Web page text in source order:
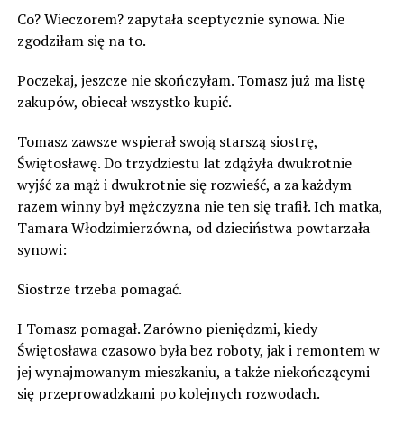
Co? Wieczorem? zapytała sceptycznie synowa. Nie
zgodziłam się na to.
Poczekaj, jeszcze nie skończyłam. Tomasz już ma listę
zakupów, obiecał wszystko kupić.
Tomasz zawsze wspierał swoją starszą siostrę,
Świętosławę. Do trzydziestu lat zdążyła dwukrotnie
wyjść za mąż i dwukrotnie się rozwieść, a za każdym
razem winny był mężczyzna nie ten się trafił. Ich matka,
Tamara Włodzimierzówna, od dzieciństwa powtarzała
synowi:
Siostrze trzeba pomagać.
I Tomasz pomagał. Zarówno pieniędzmi, kiedy
Świętosława czasowo była bez roboty, jak i remontem w
jej wynajmowanym mieszkaniu, a także niekończącymi
się przeprowadzkami po kolejnych rozwodach.